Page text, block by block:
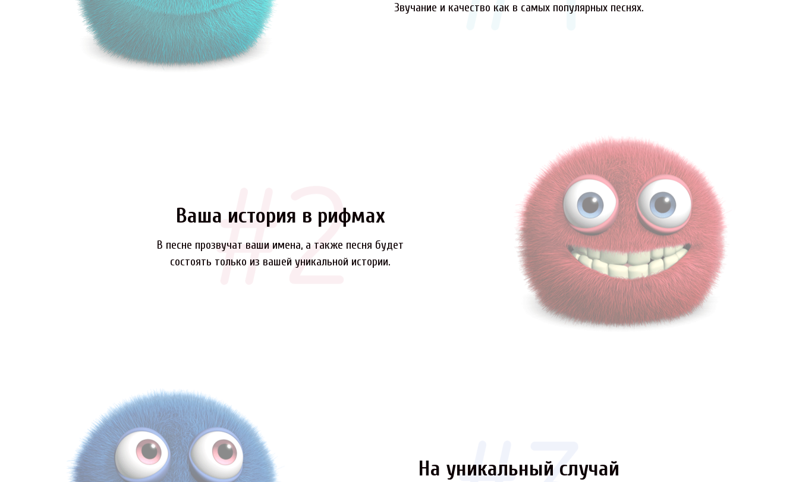
Звучание и качество как в самых популярных песнях.
Ваша история в рифмах
В песне прозвучат ваши имена, а также песня будет
состоять только из вашей уникальной истории.
На уникальный случай